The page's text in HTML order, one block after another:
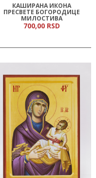
КАШИРАНА ИКОНА
ПРЕСВЕТЕ БОГОРОДИЦЕ
МИЛОСТИВА
700,00 RSD